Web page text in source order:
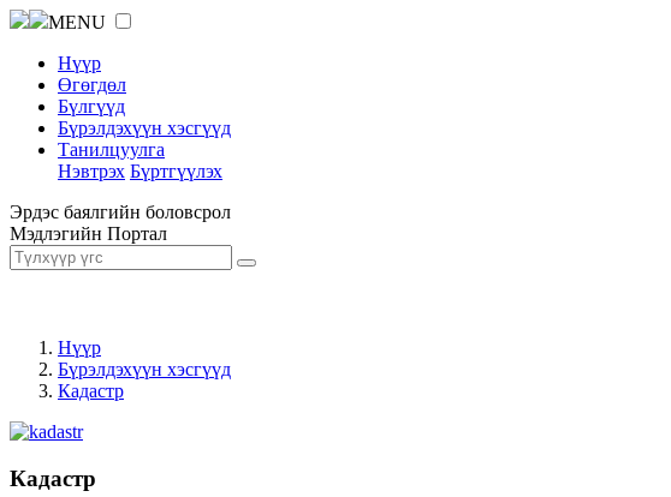
MENU
Нүүр
Өгөгдөл
Бүлгүүд
Бүрэлдэхүүн хэсгүүд
Танилцуулга
Нэвтрэх Бүртгүүлэх
Эрдэс баялгийн боловсрол
Мэдлэгийн Портал
Нүүр
Бүрэлдэхүүн хэсгүүд
Кадастр
Кадастр